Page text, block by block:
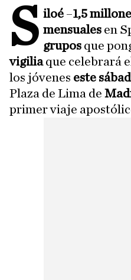
S iloé –1,5
mensuales en
grupos que
vigiliaque celebrará el
los jóvenes este
Plaza de Lima de
primer viaje